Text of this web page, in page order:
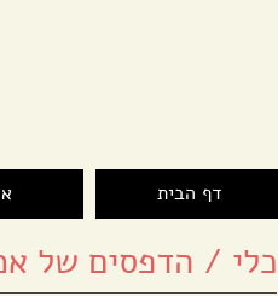
דף הבית
כלי / הדפסים של